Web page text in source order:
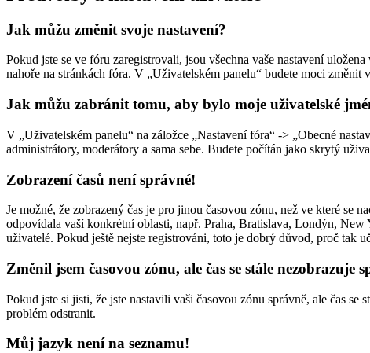
Jak můžu změnit svoje nastavení?
Pokud jste se ve fóru zaregistrovali, jsou všechna vaše nastavení
nahoře na stránkách fóra. V „Uživatelském panelu“ budete moci změnit
Jak můžu zabránit tomu, aby bylo moje uživatelské
V „Uživatelském panelu“ na záložce „Nastavení fóra“ -> „Obecné
administrátory, moderátory a sama sebe. Budete počítán jako skrytý
Zobrazení časů není správné!
Je možné, že zobrazený čas je pro jinou časovou zónu, než ve které se
odpovídala vaší konkrétní oblasti, např. Praha, Bratislava, Londýn, New
uživatelé. Pokud ještě nejste registrováni, toto je dobrý důvod, proč tak
Změnil jsem časovou zónu, ale čas se stále nezobrazuje
Pokud jste si jisti, že jste nastavili vaši časovou zónu správně, ale čas
problém odstranit.
Můj jazyk není na seznamu!